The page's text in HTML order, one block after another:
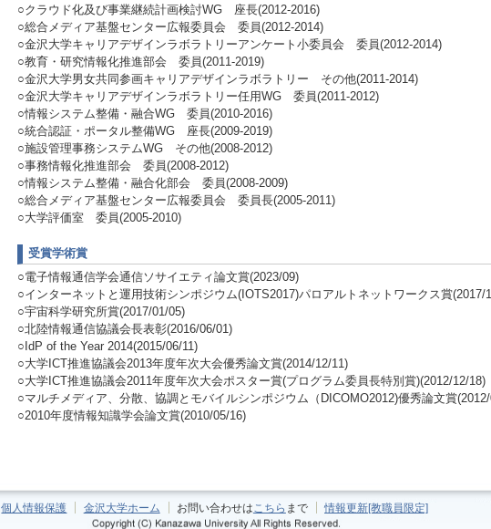
○クラウド化及び事業継続計画検討WG 座長(2012-2016)
○総合メディア基盤センター広報委員会 委員(2012-2014)
○金沢大学キャリアデザインラボラトリーアンケート小委員会 委員(2012-2014)
○教育・研究情報化推進部会 委員(2011-2019)
○金沢大学男女共同参画キャリアデザインラボラトリー その他(2011-2014)
○金沢大学キャリアデザインラボラトリー任用WG 委員(2011-2012)
○情報システム整備・融合WG 委員(2010-2016)
○統合認証・ポータル整備WG 座長(2009-2019)
○施設管理事務システムWG その他(2008-2012)
○事務情報化推進部会 委員(2008-2012)
○情報システム整備・融合化部会 委員(2008-2009)
○総合メディア基盤センター広報委員会 委員長(2005-2011)
○大学評価室 委員(2005-2010)
受賞学術賞
○電子情報通信学会通信ソサイエティ論文賞(2023/09)
○インターネットと運用技術シンポジウム(IOTS2017)パロアルトネットワークス賞(2017/
○宇宙科学研究所賞(2017/01/05)
○北陸情報通信協議会長表彰(2016/06/01)
○IdP of the Year 2014(2015/06/11)
○大学ICT推進協議会2013年度年次大会優秀論文賞(2014/12/11)
○大学ICT推進協議会2011年度年次大会ポスター賞(プログラム委員長特別賞)(2012/12/18)
○マルチメディア、分散、協調とモバイルシンポジウム（DICOMO2012)優秀論文賞
○2010年度情報知識学会論文賞(2010/05/16)
個人情報保護 金沢大学ホーム お問い合わせは こちら まで 情報更新[教職員限定]